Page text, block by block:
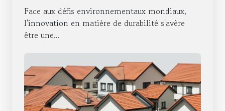
nations insulaires innovent
Face aux défis environnementaux mondiaux,
l'innovation en matière de durabilité s'avère
être une...